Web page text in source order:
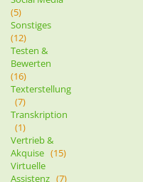
(5)
Sonstiges
(12)
Testen &
Bewerten
(16)
Texterstellung
(7)
Transkription
(1)
Vertrieb &
Akquise (15)
Virtuelle
Assistenz (7)